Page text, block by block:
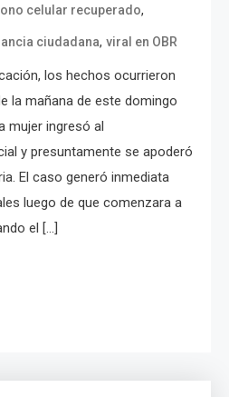
celular recuperado,
ciudadana, viral en OBR
los hechos ocurrieron
la mañana de este domingo
mujer ingresó al
y presuntamente se apoderó
El caso generó inmediata
luego de que comenzara a
el […]